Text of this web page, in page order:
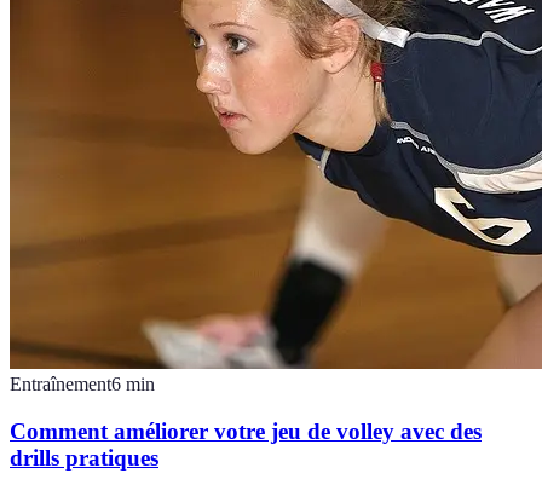
Entraînement6 min
Comment améliorer votre jeu de volley avec des
drills pratiques